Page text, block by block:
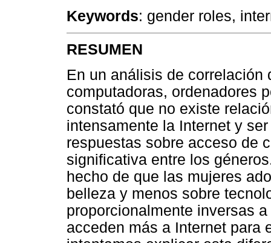
Keywords: gender roles,
RESUMEN
En un análisis de correlación
computadoras, ordenadores
constató que no existe
intensamente la Internet y
respuestas sobre acceso de
significativa entre los
hecho de que las mujeres
belleza y menos sobre
proporcionalmente inversas
acceden más a Internet para